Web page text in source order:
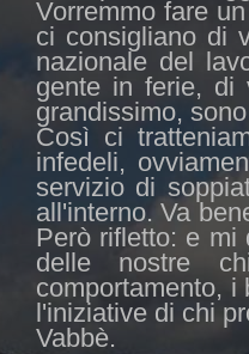
Vorremmo fare
ci consigliano di
nazionale del
gente in ferie, di
grandissimo,
Così ci
infedeli,
servizio di
all'interno. Va
Però rifletto: e mi
delle nostre
comportamento, i
l'iniziative di chi
Vabbè.